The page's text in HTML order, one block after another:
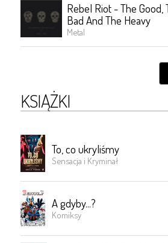
Rebel Riot - The Good,
Bad And The Heavy
Metal
KSIĄŻKI
To, co ukryliśmy
Sensacja i Kryminał
A gdyby...?
Komiksy